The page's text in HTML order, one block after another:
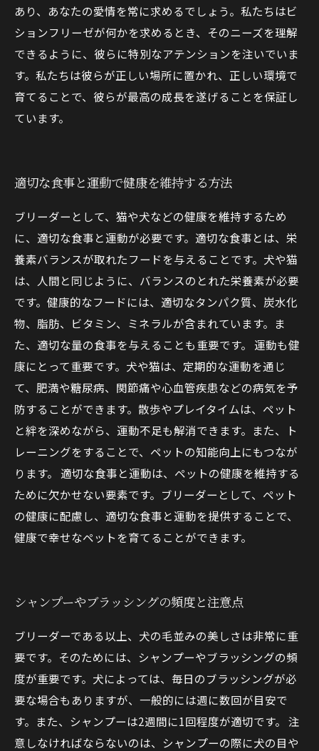
あり、あなたの愛情を常に求めるでしょう。私たちはビ
ションフリーゼが何かを求めるとき、そのニーズを理解
できるように、彼らに特別なアテンションを注いでいま
す。私たちは彼らが正しい場所に置かれ、正しい環境で
育てることで、彼らが最高の成長を遂げることを保証し
ています。
適切な食事と運動で健康を維持する方法
ブリーダーとして、猫や犬などの健康を維持するため
に、適切な食事と運動が必要です。適切な食事とは、栄
養素バランスが取れたフードを与えることです。犬や猫
は、人間と同じように、バランスのとれた栄養素が必要
です。健康的なフードには、適切なタンパク質、炭水化
物、脂肪、ビタミン、ミネラルが含まれています。ま
た、適切な量の食事を与えることも重要です。 運動も健
康にとって重要です。犬や猫は、定期的な運動を通じ
て、肥満や糖尿病、関節痛や心血管疾患などの病気を予
防することができます。散歩やプレイタイムは、ペット
と絆を深めながら、運動不足も解消できます。また、ト
レーニングをすることで、ペットの知能向上にもつなが
ります。 適切な食事と運動は、ペットの健康を維持する
ために欠かせない要素です。ブリーダーとして、ペット
の健康に配慮し、適切な食事と運動を提供することで、
健康で幸せなペットを育てることができます。
シャンプーやブラッシングの頻度と注意点
ブリーダーである以上、犬の毛並みの美しさは非常に重
要です。そのためには、シャンプーやブラッシングの頻
度が重要です。犬によっては、毎日のブラッシングが必
要な場合もありますが、一般的には週に数回が目安で
す。また、シャンプーは2週間に1回程度が適切です。 注
意しなければならないのは、シャンプーの際に犬の目や